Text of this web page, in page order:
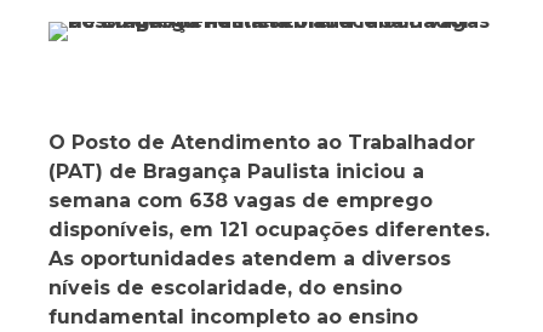
O Posto de Atendimento ao Trabalhador
(PAT) de Bragança Paulista iniciou a
semana com 638 vagas de emprego
disponíveis, em 121 ocupações diferentes.
As oportunidades atendem a diversos
níveis de escolaridade, do ensino
fundamental incompleto ao ensino